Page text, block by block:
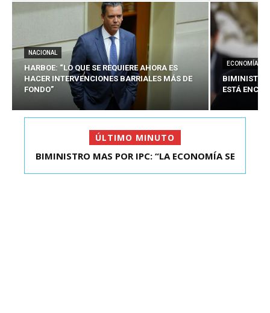
NACIONAL
HARBOE: “LO QUE SE REQUIERE AHORA ES
HACER INTERVENCIONES BARRIALES MÁS DE
FONDO”
ECONOMÍA
BIMINISTRO
ESTÁ
ÚLTIMO MINUTO
KAST SE REUNIÓ CON EL PRESIDENTE ELECTO DE
BIMINISTRO MAS POR IPC: “LA ECONOMÍA SE